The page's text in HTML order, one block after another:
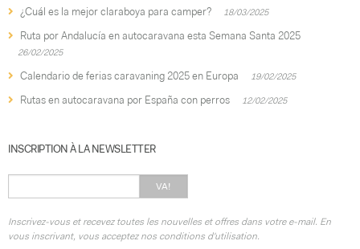
¿Cuál es la mejor claraboya para camper? 18/03/2025
Ruta por Andalucía en autocaravana esta Semana Santa 2025
26/02/2025
Calendario de ferias caravaning 2025 en Europa 19/02/2025
Rutas en autocaravana por España con perros 12/02/2025
INSCRIPTION À LA NEWSLETTER
VA!
Inscrivez-vous et recevez toutes les nouvelles et offres dans votre e-mail. En
vous inscrivant, vous acceptez nos conditions d'utilisation.